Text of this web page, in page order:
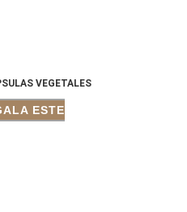
VEGETALES
ESTE